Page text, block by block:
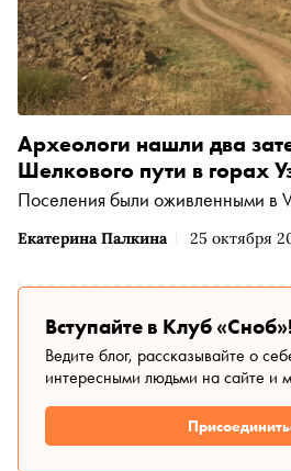
Екатерина Палкина 25 октября
Археологи нашли два
Шелкового пути в горах
Поселения были оживленными в
Вступайте в Клуб
Ведите блог, рассказывайте о
интересными людьми на сайте и